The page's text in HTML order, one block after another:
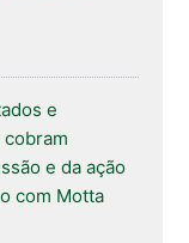
e
e da ação
com Motta